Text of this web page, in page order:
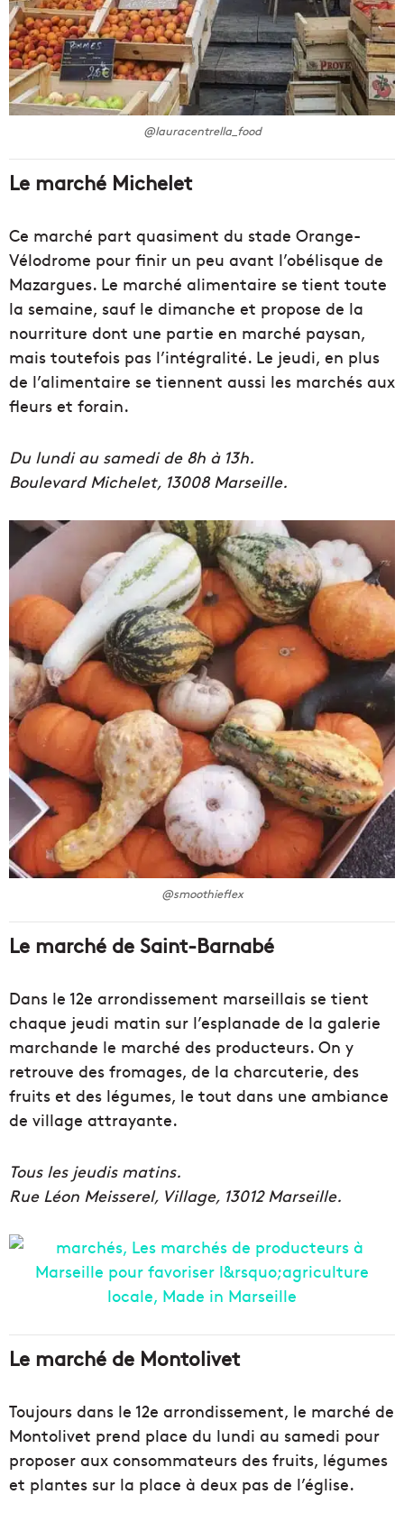
@lauracentrella_food
Le marché Michelet
Ce marché part quasiment du stade Orange-
Vélodrome pour finir un peu avant l’obélisque de
Mazargues. Le marché alimentaire se tient toute
la semaine, sauf le dimanche et propose de la
nourriture dont une partie en marché paysan,
mais toutefois pas l’intégralité. Le jeudi, en plus
de l’alimentaire se tiennent aussi les marchés aux
fleurs et forain.
Du lundi au samedi de 8h à 13h.
Boulevard Michelet, 13008 Marseille.
@smoothieflex
Le marché de Saint-Barnabé
Dans le 12e arrondissement marseillais se tient
chaque jeudi matin sur l’esplanade de la galerie
marchande le marché des producteurs. On y
retrouve des fromages, de la charcuterie, des
fruits et des légumes, le tout dans une ambiance
de village attrayante.
Tous les jeudis matins.
Rue Léon Meisserel, Village, 13012 Marseille.
Le marché de Montolivet
Toujours dans le 12e arrondissement, le marché de
Montolivet prend place du lundi au samedi pour
proposer aux consommateurs des fruits, légumes
et plantes sur la place à deux pas de l’église.